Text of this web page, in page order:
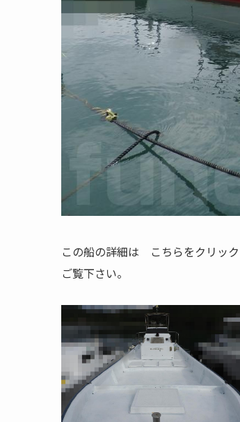
この船の詳細は こちらをクリッ
ご覧下さい。